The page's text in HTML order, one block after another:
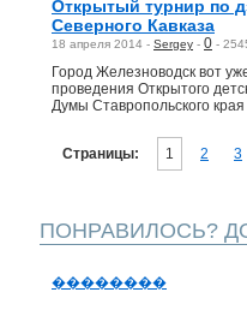
Открытый турнир по
Северного Кавказа
18 апреля 2014 - Sergey - 0 -
Город Железноводск вот
проведения Открытого
Думы Ставропольского
Страницы: 1 2 3
ПОНРАВИЛОСЬ?
��������